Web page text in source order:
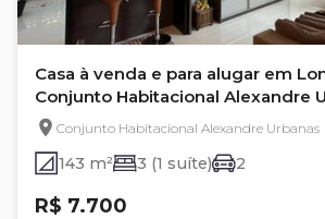
Casa à venda e para alugar em
Conjunto Habitacional Alexandre
quartos
Conjunto Habitacional Alexandre Urbanas
143 m² 3 (1 suíte) 2
R$ 7.700